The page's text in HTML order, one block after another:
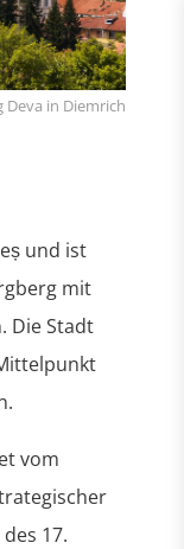
Deva in Diemrich
und ist
mit
Die Stadt
vom
17.